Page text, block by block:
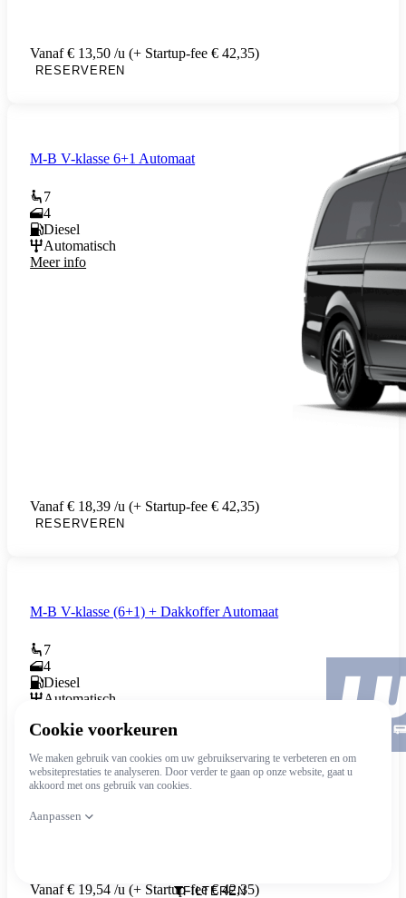
Vanaf € 13,50 /u (+ Startup-fee € 42,35)
RESERVEREN
M-B V-klasse 6+1 Automaat
7
4
Diesel
Automatisch
Meer info
Vanaf € 18,39 /u (+ Startup-fee € 42,35)
RESERVEREN
M-B V-klasse (6+1) + Dakkoffer Automaat
7
4
Diesel
Automatisch
Vanaf € 19,54 /u (+ Startup-fee € 42,35)
FILTEREN